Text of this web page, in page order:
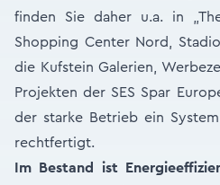
finden Sie daher u.a. in
Shopping Center Nord,
die Kufstein Galerien,
Projekten der SES Spar
der starke Betrieb ein
rechtfertigt.
Im Bestand ist